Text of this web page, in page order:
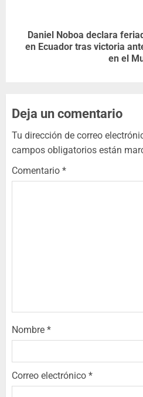
Daniel Noboa declara
en Ecuador tras victoria
en el
Deja un comentario
Tu dirección de correo
campos obligatorios están
Comentario *
Nombre *
Correo electrónico *